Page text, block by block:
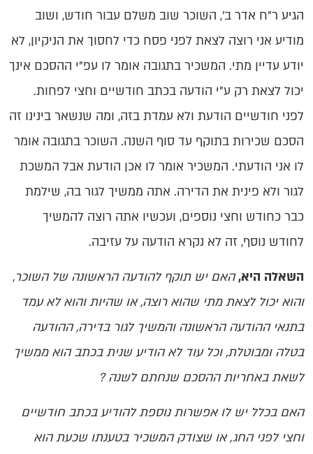
הגיע ר”ח אדר ב’, השוכר שוב משלם עבור חודש, ושוב
מודיע אני רוצה לצאת לפני פסח כדי לחסוך את הניקיון, לא
יודע עדיין מתי. המשכיר בתגובה אומר לו עפ"י ההסכם אינך
יכול לצאת רק ע"י הודעה בכתב חודשיים וחצי לפחות.
לפני חודשיים הודעת ולא עמדת בזה, ומה שנשאר בינינו זה
הסכם שכירות בתוקף עד סוף השנה. השוכר בתגובה אומר
לו אני הודעתי. המשכיר אומר לו אכן הודעת אבל המשכת
לגור ולא פינית את הדירה. אתה ממשיך לגור בה, שילמת
כבר כחודש וחצי נוספים, ועכשיו אתה רוצה להמשיך
לחודש נוסף, זה לא נקרא הודעה על עזיבה.
השאלה היא,האם יש תוקף להודעה הראשונה של השוכר,
והוא יכול לצאת מתי שהוא רוצה, או שהיות והוא לא עמד
בתנאי ההודעה הראשונה והמשיך לגור בדירה, ההודעה
בטלה ומבוטלת, וכל עוד לא הודיע שנית בכתב הוא ממשיך
לשאת באחריות ההסכם שנחתם לשנה ?
האם בכלל יש לו אפשרות נוספת להודיע בכתב חודשיים
וחצי לפני החג, או שצודק המשכיר בטענתו שכעת הוא